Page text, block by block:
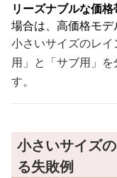
リーズナブルな価格
場合は、高価格モ
小さいサイズのレ
用」と「サブ用」
す。
小さいサイズ
る失敗例